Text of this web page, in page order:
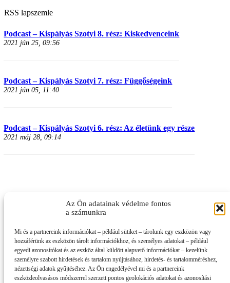
Az Ön adatainak védelme fontos
a számunkra
Mi és a partnereink információkat – például sütiket – tárolunk egy eszközön vagy
hozzáférünk az eszközön tárolt információkhoz, és személyes adatokat – például
egyedi azonosítókat és az eszköz által küldött alapvető információkat – kezelünk
személyre szabott hirdetések és tartalom nyújtásához, hirdetés- és tartalomméréshez,
nézettségi adatok gyűjtéséhez. Az Ön engedélyével mi és a partnereink
eszközleolvasásos módszerrel szerzett pontos geolokációs adatokat és azonosítási
RSS lapszemle
Podcast – Kispályás Szotyi 8. rész: Kiskedvenceink
2021 jún 25, 09:56
Podcast – Kispályás Szotyi 7. rész: Függőségeink
2021 jún 05, 11:40
Podcast – Kispályás Szotyi 6. rész: Az életünk egy része
2021 máj 28, 09:14